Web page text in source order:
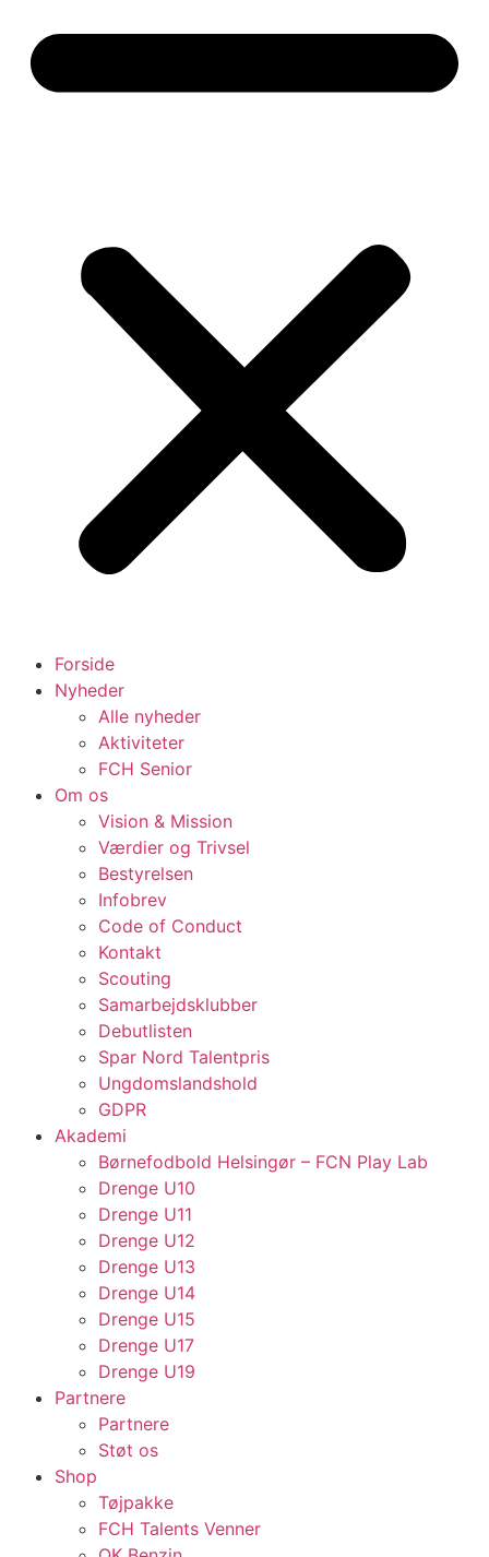
Forside
Nyheder
Alle nyheder
Aktiviteter
FCH Senior
Om os
Vision & Mission
Værdier og Trivsel
Bestyrelsen
Infobrev
Code of Conduct
Kontakt
Scouting
Samarbejdsklubber
Debutlisten
Spar Nord Talentpris
Ungdomslandshold
GDPR
Akademi
Børnefodbold Helsingør – FCN Play Lab
Drenge U10
Drenge U11
Drenge U12
Drenge U13
Drenge U14
Drenge U15
Drenge U17
Drenge U19
Partnere
Partnere
Støt os
Shop
Tøjpakke
FCH Talents Venner